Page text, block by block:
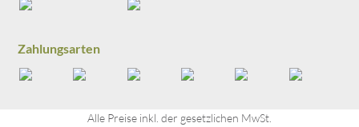
guter Letzt sammle ich sogar noch Karma-
Familienunternehmen aus dem Lammertal
unterstütze. :)
Zahlungsarten
Alle Preise inkl. der gesetzlichen MwSt.